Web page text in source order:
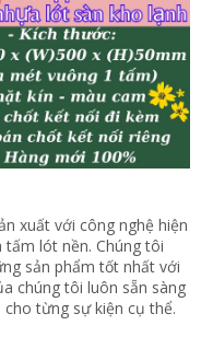
xuất với công nghệ hiện
lót nền. Chúng tôi
sản phẩm tốt nhất với
chúng tôi luôn sẵn sàng
từng sự kiện cụ thể.